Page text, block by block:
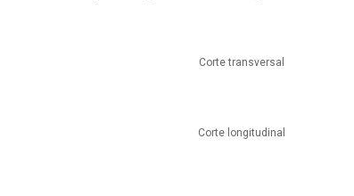
Corte transversal
Corte longitudinal